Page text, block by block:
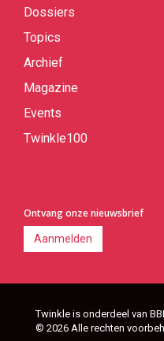
Dossiers
Topics
Archief
Magazine
Events
Twinkle100
Ontvang onze nieuwsbrief
Aanmelden
Twinkle is onderdeel van
© 2026 Alle rechten